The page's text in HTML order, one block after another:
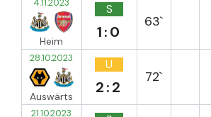
Heim
S
1:0
63`
28.10.2023
Auswärts
U
2:2
72`
21.10.2023